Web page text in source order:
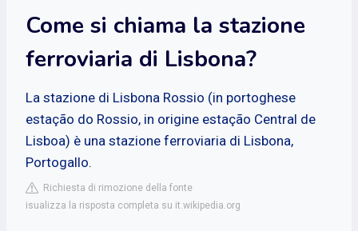
Come si chiama la stazione
ferroviaria di Lisbona?
La stazione di Lisbona Rossio (in portoghese
estação do Rossio, in origine estação Central de
Lisboa) è una stazione ferroviaria di Lisbona,
Portogallo.
Richiesta di rimozione della fonte
isualizza la risposta completa su it.wikipedia.org